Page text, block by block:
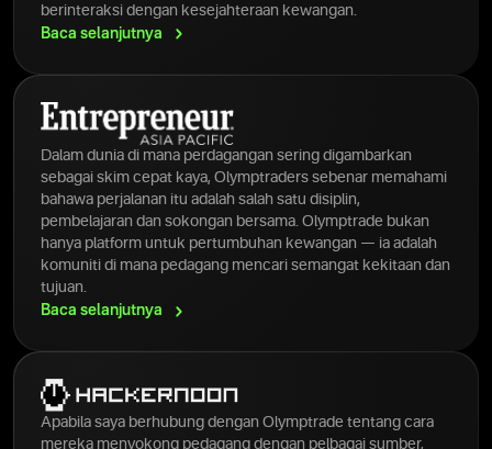
berinteraksi dengan kesejahteraan kewangan.
Baca selanjutnya
Dalam dunia di mana perdagangan sering digambarkan
sebagai skim cepat kaya, Olymptraders sebenar memahami
bahawa perjalanan itu adalah salah satu disiplin,
pembelajaran dan sokongan bersama. Olymptrade bukan
hanya platform untuk pertumbuhan kewangan — ia adalah
komuniti di mana pedagang mencari semangat kekitaan dan
tujuan.
Baca selanjutnya
Apabila saya berhubung dengan Olymptrade tentang cara
mereka menyokong pedagang dengan pelbagai sumber,